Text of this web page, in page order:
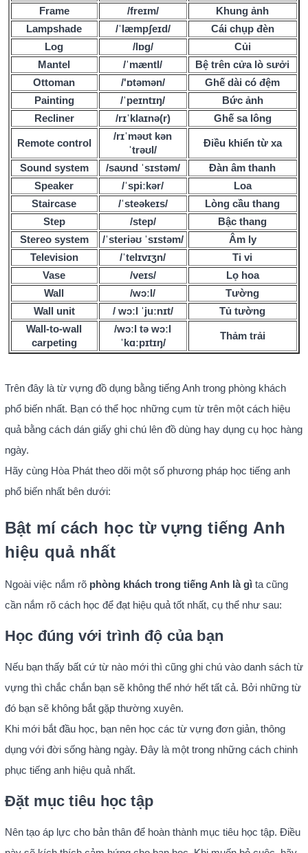
Frame
/freɪm/
Khung ảnh
Lampshade
/ˈlæmpʃeɪd/
Cái chụp đèn
Log
/lɒɡ/
Củi
Mantel
/ˈmæntl/
Bệ trên cửa lò sưởi
Ottoman
/'ɒtəmən/
Ghế dài có đệm
Painting
/ˈpeɪntɪŋ/
Bức ảnh
Recliner
/rɪˈklaɪnə(r) Ghế sa lông
Remote control
/rɪˈməʊt kən
ˈtrəʊl/
Điều khiển từ xa
Sound system /saʊnd ˈsɪstəm/
Đàn âm thanh
Speaker
/ˈspiːkər/
Loa
Staircase
/ˈsteəkeɪs/
Lòng cầu thang
Step
/step/
Bậc thang
Stereo system
/ˈsteriəʊ ˈsɪstəm/
Âm ly
Television
/ˈtelɪvɪʒn/
Ti vi
Vase
/veɪs/
Lọ hoa
Wall
/wɔːl/
Tường
Wall unit
/ wɔːl ˈjuːnɪt/
Tủ tường
Wall-to-wall
carpeting
/wɔːl tə wɔːl
ˈkɑːpɪtɪŋ/
Thảm trải
Trên đây là từ vựng đồ dụng bằng tiếng Anh trong phòng khách
phổ biến nhất. Bạn có thể học những cụm từ trên một cách hiệu
quả bằng cách dán giấy ghi chú lên đồ dùng hay dụng cụ học hàng
ngày.
Hãy cùng Hòa Phát theo dõi một số phương pháp học tiếng anh
phổ biến nhất bên dưới:
Bật mí cách học từ vựng tiếng Anh
hiệu quả nhất
Ngoài việc nắm rõ phòng khách trong tiếng Anh là gì ta cũng
cần nắm rõ cách học để đạt hiệu quả tốt nhất, cụ thể như sau:
Học đúng với trình độ của bạn
Nếu bạn thấy bất cứ từ nào mới thì cũng ghi chú vào danh sách từ
vựng thì chắc chắn bạn sẽ không thể nhớ hết tất cả. Bởi những từ
đó bạn sẽ không bắt gặp thường xuyên.
Khi mới bắt đầu học, bạn nên học các từ vựng đơn giản, thông
dụng với đời sống hàng ngày. Đây là một trong những cách chinh
phục tiếng anh hiệu quả nhất.
Đặt mục tiêu học tập
Nên tạo áp lực cho bản thân để hoàn thành mục tiêu học tập. Điều